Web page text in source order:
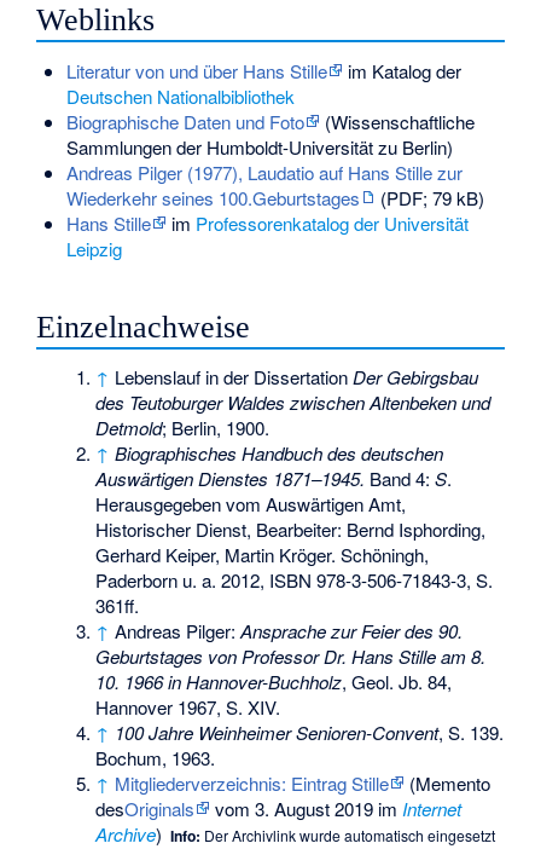
Weblinks
Literatur von und über Hans Stille
im Katalog der
Deutschen Nationalbibliothek
Biographische Daten und Foto
(Wissenschaftliche
Sammlungen der Humboldt-Universität zu Berlin)
Andreas Pilger (1977), Laudatio auf Hans Stille zur
Wiederkehr seines 100.Geburtstages
(PDF; 79 kB)
Hans Stille
im Professorenkatalog der Universität
Leipzig
Einzelnachweise
↑ Lebenslauf in der DissertationDer Gebirgsbau
des Teutoburger Waldes zwischen Altenbeken und
Detmold; Berlin, 1900.
↑ Biographisches Handbuch des deutschen
Auswärtigen Dienstes 1871–1945. Band 4:S.
Herausgegeben vom Auswärtigen Amt,
Historischer Dienst, Bearbeiter: Bernd Isphording,
Gerhard Keiper, Martin Kröger. Schöningh,
Paderborn u. a. 2012, ISBN 978-3-506-71843-3, S.
361ff.
↑ Andreas Pilger:Ansprache zur Feier des 90.
Geburtstages von Professor Dr. Hans Stille am 8.
10. 1966 in Hannover-Buchholz, Geol. Jb. 84,
Hannover 1967, S. XIV.
↑ 100 Jahre Weinheimer Senioren-Convent, S. 139.
Bochum, 1963.
↑ Mitgliederverzeichnis: Eintrag Stille (Memento
desOriginals vom 3. August 2019 imInternet
Archive) Info: Der Archivlink wurde automatisch eingesetzt